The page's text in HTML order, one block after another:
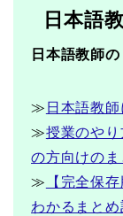
日本語
日本語教師
≫ 日本語教
≫授業のや
の方向けの
≫
【完全保
わかるまとめ